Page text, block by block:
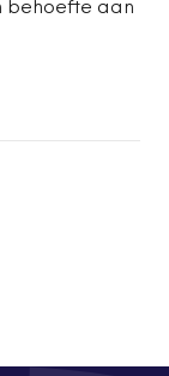
behoefte aan